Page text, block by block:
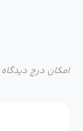
امکان درج